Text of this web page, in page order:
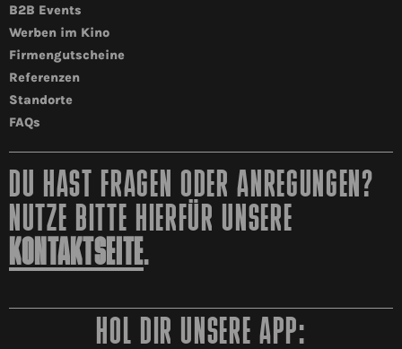
B2B Events
Werben im Kino
Firmengutscheine
Referenzen
Standorte
FAQs
DU HAST FRAGEN ODER ANREGUNGEN?
NUTZE BITTE HIERFÜR UNSERE
KONTAKTSEITE.
HOL DIR UNSERE APP: